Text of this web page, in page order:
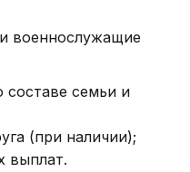
военнослужащие
составе семьи и
(при наличии);
выплат.